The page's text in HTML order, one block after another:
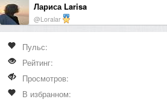
Лариса Larisa
@Loralar
Пульс:
Рейтинг:
Просмотров:
В избранном: